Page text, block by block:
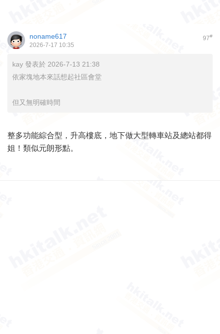
97#
noname617
2026-7-17 10:35
kay 發表於 2026-7-13 21:38
依家塊地本來話想起社區會堂
但又無明確時間
整多功能綜合型，升高樓底，地下做大型轉車站及總站都得
姐！類似元朗形點。